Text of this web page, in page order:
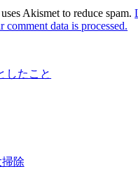
Akismet to reduce spam.
comment data is processed.
したこと
除